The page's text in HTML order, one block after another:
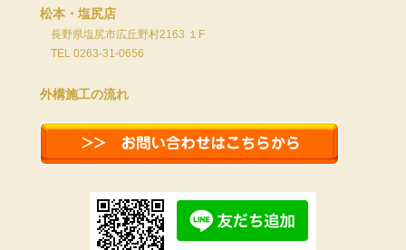
松本・塩尻店
長野県塩尻市広丘野村2163 １F
TEL 0263-31-0656
外構施工の流れ